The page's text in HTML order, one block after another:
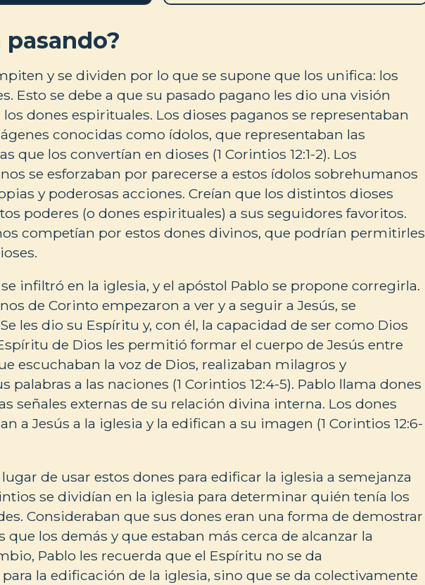
pasando?
y se dividen por lo que se supone que los unifica: los
Esto se debe a que su pasado pagano les dio una visión
dones espirituales. Los dioses paganos se representaban
conocidas como ídolos, que representaban las
que los convertían en dioses (1 Corintios 12:1-2). Los
se esforzaban por parecerse a estos ídolos sobrehumanos
y poderosas acciones. Creían que los distintos dioses
poderes (o dones espirituales) a sus seguidores favoritos.
competían por estos dones divinos, que podrían permitirles
infiltró en la iglesia, y el apóstol Pablo se propone corregirla.
de Corinto empezaron a ver y a seguir a Jesús, se
les dio su Espíritu y, con él, la capacidad de ser como Dios
de Dios les permitió formar el cuerpo de Jesús entre
escuchaban la voz de Dios, realizaban milagros y
palabras a las naciones (1 Corintios 12:4-5). Pablo llama dones
señales externas de su relación divina interna. Los dones
a Jesús a la iglesia y la edifican a su imagen (1 Corintios 12:6-
de usar estos dones para edificar la iglesia a semejanza
se dividían en la iglesia para determinar quién tenía los
Consideraban que sus dones eran una forma de demostrar
que los demás y que estaban más cerca de alcanzar la
Pablo les recuerda que el Espíritu no se da
la edificación de la iglesia, sino que se da colectivamente